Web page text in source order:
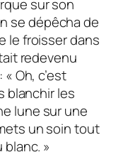
sur son
se dépêcha de
le froisser dans
redevenu
Oh, c’est
blanchir les
lune sur une
un soin tout
»